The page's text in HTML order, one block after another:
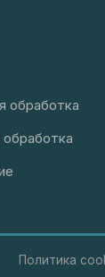
обработка
Политика